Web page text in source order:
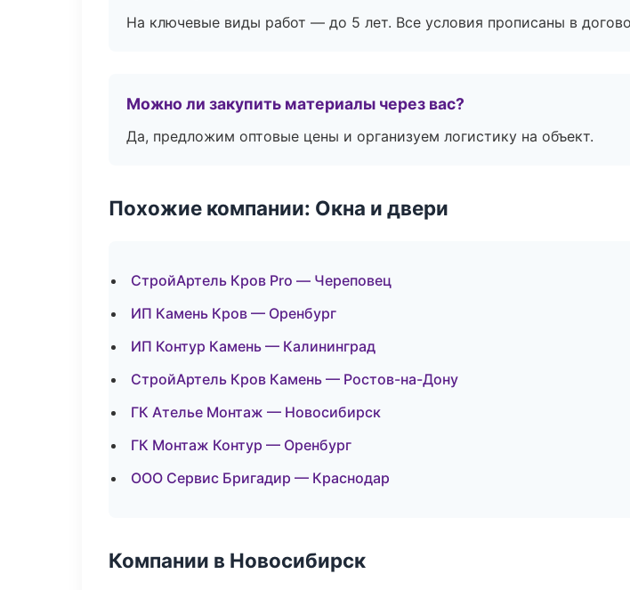
На ключевые виды работ — до 5 лет. Все условия прописаны в
Можно ли закупить материалы через вас?
Да, предложим оптовые цены и организуем логистику на объект.
Похожие компании: Окна и двери
СтройАртель Кров Pro — Череповец
ИП Камень Кров — Оренбург
ИП Контур Камень — Калининград
СтройАртель Кров Камень — Ростов-на-Дону
ГК Ателье Монтаж — Новосибирск
ГК Монтаж Контур — Оренбург
ООО Сервис Бригадир — Краснодар
Компании в Новосибирск